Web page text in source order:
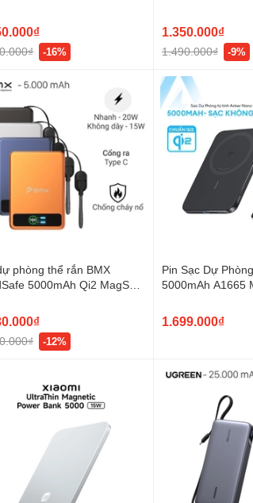
-16%
1.350.000₫
1.490.000₫ -9%
phòng thể rắn BMX
5000mAh Qi2 MagSafe
-12%
Pin Sạc Dự
5000mAh A1665
1.699.000₫